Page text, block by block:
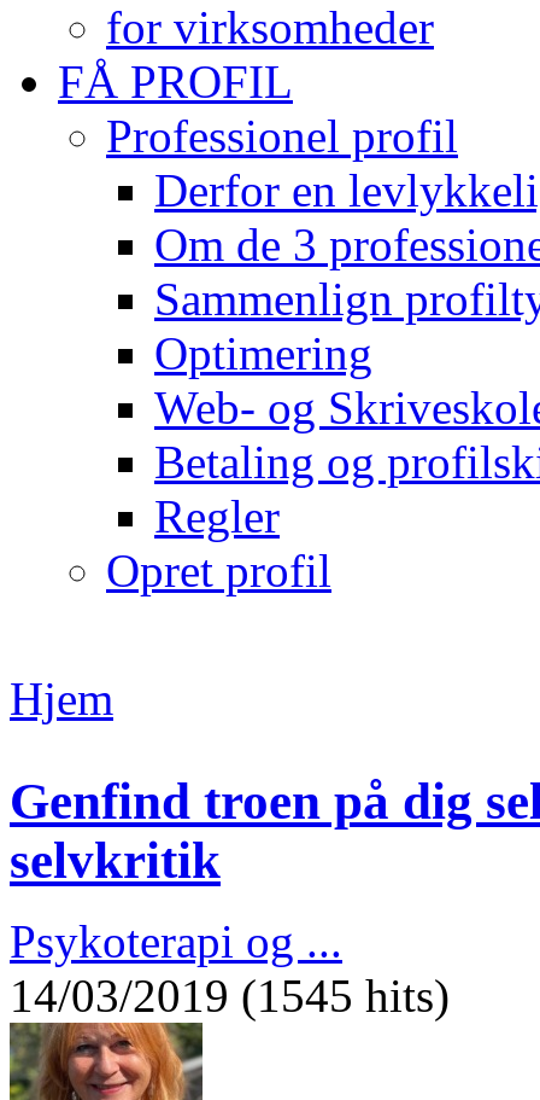
for virksomheder
FÅ PROFIL
Professionel profil
Derfor en
Om de 3
Sammenlign
Optimering
Web- og
Betaling og
Regler
Opret profil
Hjem
Genfind troen på dig
selvkritik
Psykoterapi og ...
14/03/2019 (1545 hits)